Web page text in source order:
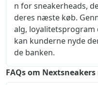
n for sneakerheads,
deres næste køb.
alg, loyalitetsprogram
kan kunderne nyde
de banken.
FAQs om